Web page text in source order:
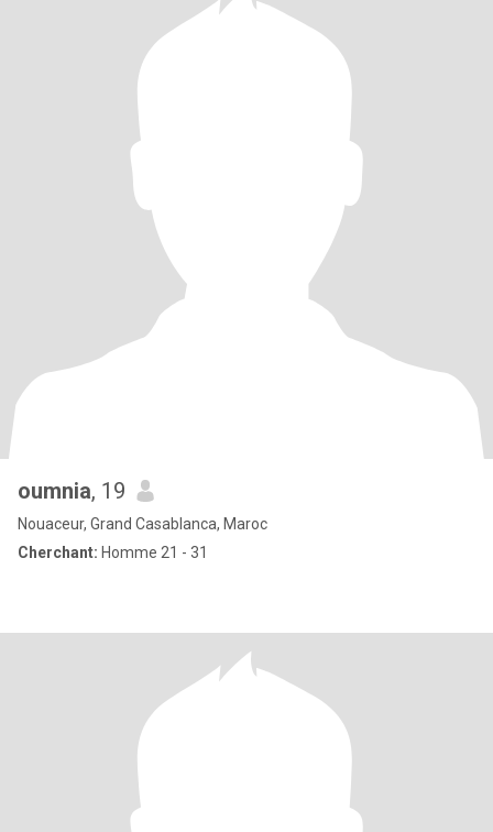
oumnia, 19
Nouaceur, Grand Casablanca, Maroc
Cherchant: Homme 21 - 31